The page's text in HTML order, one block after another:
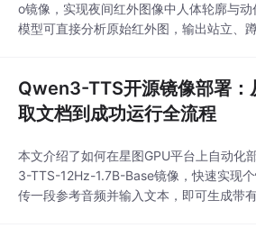
o镜像，实现夜间红外图像中人体轮廓与
模型可直接分析原始红外图，输出站立、
Qwen3-TTS开源镜像部署：
取文档到成功运行全流程
本文介绍了如何在星图GPU平台上自动化
3-TTS-12Hz-1.7B-Base镜像，快速实现
传一段参考音频并输入文本，即可生成带